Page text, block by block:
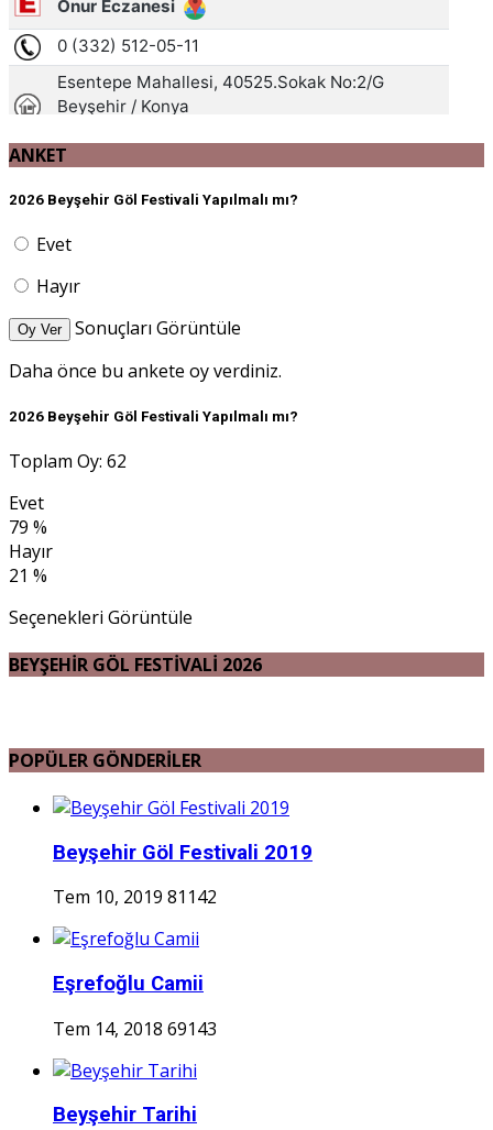
ANKET
2026 Beyşehir Göl Festivali Yapılmalı mı?
Evet
Hayır
Oy Ver
Sonuçları Görüntüle
Daha önce bu ankete oy verdiniz.
2026 Beyşehir Göl Festivali Yapılmalı mı?
Toplam Oy: 62
Evet
79 %
Hayır
21 %
Seçenekleri Görüntüle
BEYŞEHİR GÖL FESTİVALİ 2026
POPÜLER GÖNDERİLER
Beyşehir Göl Festivali 2019
Tem 10, 2019 81142
Eşrefoğlu Camii
Tem 14, 2018 69143
Beyşehir Tarihi